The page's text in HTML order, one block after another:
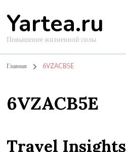
Yartea.ru
Повышение жизненной силы
Главная 6VZACB5E
6VZACB5E
Travel Insights